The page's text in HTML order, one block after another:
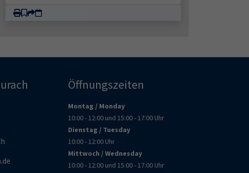
Öffnungszeiten
Montag / Monday
10:00 - 12:00 und 15:00 - 17:00 Uhr
Dienstag / Tuesday
10:00 - 12:00 Uhr
Mittwoch / Wednesday
10:00 - 12:00 und 15:00 - 17:00 Uhr